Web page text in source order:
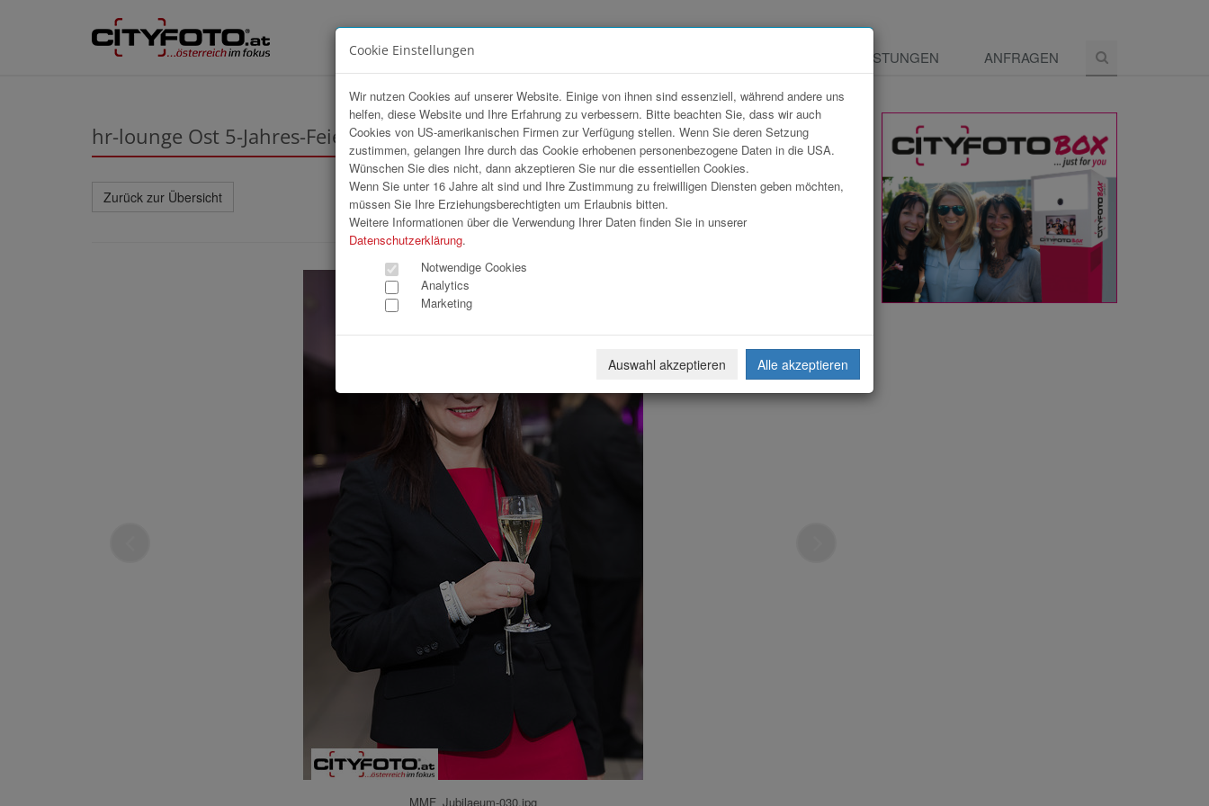
LEISTUNGEN ANFRAGEN
hr-lounge Ost 5-Jahres-Feier in Wien
Zurück zur Übersicht Download Weiterleiten
MMF_Jubilaeum-030.jpg
Cookie Einstellungen
Wir nutzen Cookies auf unserer Website. Einige von ihnen sind essenziell, während andere uns
helfen, diese Website und Ihre Erfahrung zu verbessern. Bitte beachten Sie, dass wir auch
Cookies von US-amerikanischen Firmen zur Verfügung stellen. Wenn Sie deren Setzung
zustimmen, gelangen Ihre durch das Cookie erhobenen personenbezogene Daten in die USA.
Wünschen Sie dies nicht, dann akzeptieren Sie nur die essentiellen Cookies.
Wenn Sie unter 16 Jahre alt sind und Ihre Zustimmung zu freiwilligen Diensten geben möchten,
müssen Sie Ihre Erziehungsberechtigten um Erlaubnis bitten.
Weitere Informationen über die Verwendung Ihrer Daten finden Sie in unserer
Datenschutzerklärung.
Notwendige Cookies
Analytics
Marketing
Auswahl akzeptieren Alle akzeptieren